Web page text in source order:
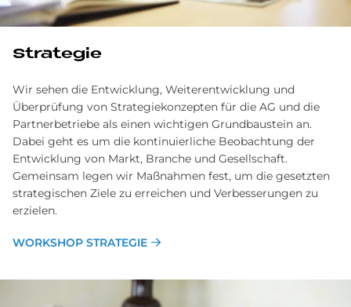
Strategie
Wir sehen die Entwicklung, Weiterentwicklung und
Überprüfung von Strategiekonzepten für die AG und die
Partnerbetriebe als einen wichtigen Grundbaustein an.
Dabei geht es um die kontinuierliche Beobachtung der
Entwicklung von Markt, Branche und Gesellschaft.
Gemeinsam legen wir Maßnahmen fest, um die gesetzten
strategischen Ziele zu erreichen und Verbesserungen zu
erzielen.
WORKSHOP STRATEGIE